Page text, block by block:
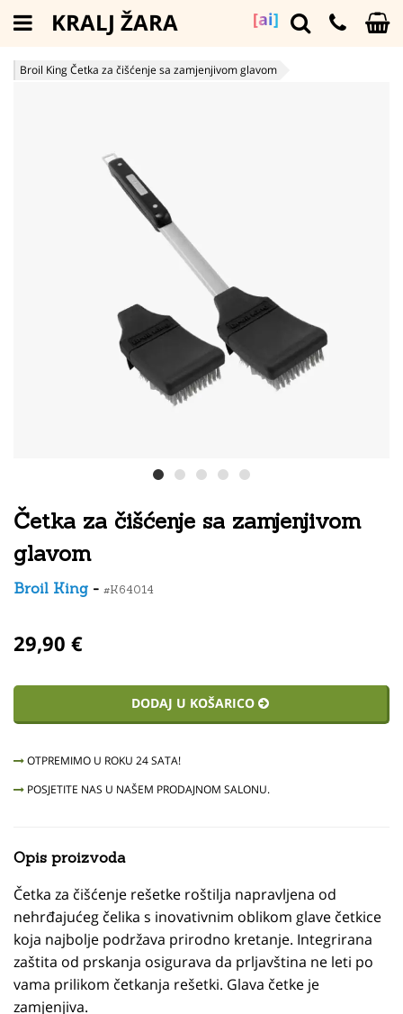
[ai]
KRALJ ŽARA
Broil King Četka za čišćenje sa zamjenjivom glavom
Četka za čišćenje sa zamjenjivom
glavom
Broil King - #K64014
29,90 €
DODAJ U KOŠARICO
OTPREMIMO U ROKU 24 SATA!
POSJETITE NAS U NAŠEM PRODAJNOM SALONU.
Opis proizvoda
Četka za čišćenje rešetke roštilja napravljena od
nehrđajućeg čelika s inovativnim oblikom glave četkice
koja najbolje podržava prirodno kretanje. Integrirana
zaštita od prskanja osigurava da prljavština ne leti po
vama prilikom četkanja rešetki. Glava četke je
zamjenjiva.